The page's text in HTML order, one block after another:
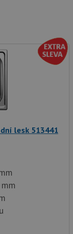
lesk 513441